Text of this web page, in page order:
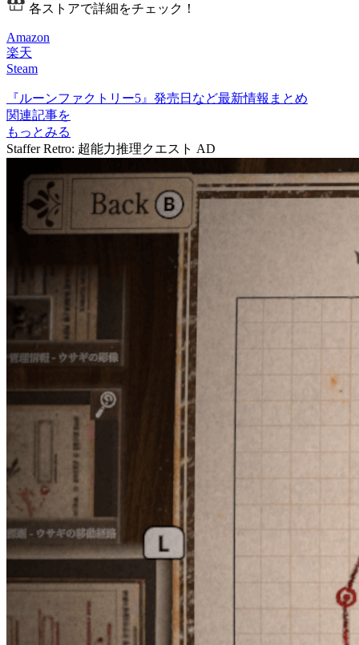
各ストアで詳細をチェック！
Amazon
楽天
Steam
『ルーンファクトリー5』発売日など最新情報まとめ
関連記事を
もっとみる
Staffer Retro: 超能力推理クエスト AD